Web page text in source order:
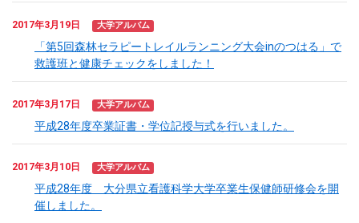
2017年3月19日 大学アルバム
「第5回森林セラピートレイルランニング大会inのつはる」で
救護班と健康チェックをしました！
2017年3月17日 大学アルバム
平成28年度卒業証書・学位記授与式を行いました。
2017年3月10日 大学アルバム
平成28年度 大分県立看護科学大学卒業生保健師研修会を開
催しました。